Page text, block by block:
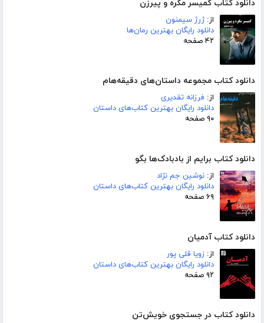
دانلود کتاب کمیسر مگره و پیرزن
از:ژرژ سیمنون
دانلود رایگان بهترین رمان‌ها
۴۲ صفحه
دانلود کتاب مجموعه داستان‌های دقیقه‌هام
از: فرزانه تقدیری
دانلود رایگان بهترین کتاب‌های داستان
۹۰ صفحه
دانلود کتاب برایم از بادبادک‌ها بگو
از: نوشین جم نژاد
دانلود رایگان بهترین کتاب‌های داستان
۶۹ صفحه
دانلود کتاب آدمیان
از: زویا قلی پور
دانلود رایگان بهترین کتاب‌های داستان
۹۲ صفحه
دانلود کتاب در جستجوی خویش‌تن